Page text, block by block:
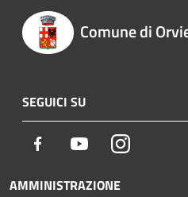
Comune di
SEGUICI SU
Facebook YoutubeInstagram
AMMINISTRAZIONE